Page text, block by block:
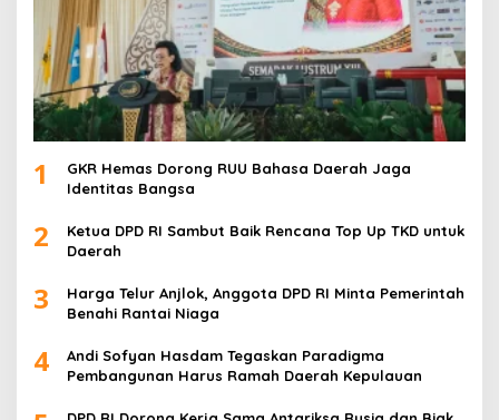
1
GKR Hemas Dorong RUU Bahasa Daerah Jaga
Identitas Bangsa
2
Ketua DPD RI Sambut Baik Rencana Top Up TKD untuk
Daerah
3
Harga Telur Anjlok, Anggota DPD RI Minta Pemerintah
Benahi Rantai Niaga
4
Andi Sofyan Hasdam Tegaskan Paradigma
Pembangunan Harus Ramah Daerah Kepulauan